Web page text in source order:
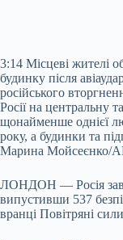
3:14 Місцеві жителі
будинку після
російського
Росії на центральну
щонайменше однієї
року, а будинки та
Марина Мойсеєнко/
ЛОНДОН — Росія
випустивши 537
вранці Повітряні